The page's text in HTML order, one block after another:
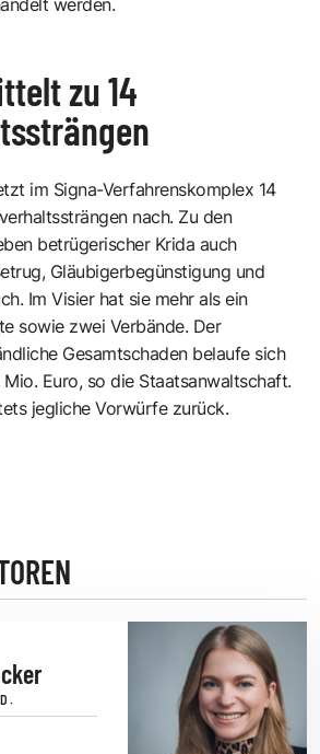
zu 14
im Signa-Verfahrenskomplex 14
nach. Zu den
betrügerischer Krida auch
Gläubigerbegünstigung und
Im Visier hat sie mehr als ein
sowie zwei Verbände. Der
Gesamtschaden belaufe sich
Euro, so die Staatsanwaltschaft.
jegliche Vorwürfe zurück.